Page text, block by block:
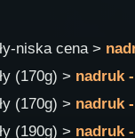
niska cena >
(170g) > nadruk
(170g) > nadruk
(190g) > nadruk